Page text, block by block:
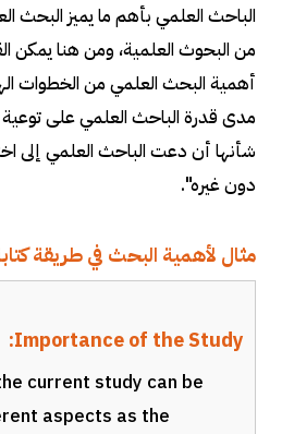
الباحث العلمي بأهم ما يميز البحث
من البحوث العلمية، ومن هنا يمكن
أهمية البحث العلمي من الخطوات
مدى قدرة الباحث العلمي على توعية
شأنها أن دعت الباحث العلمي إلى
دون غيره".
مثال لأهمية البحث في طريقة
Importance of the Study:
current study can be
aspects as the